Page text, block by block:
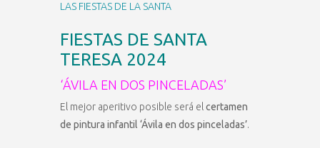
LAS FIESTAS DE LA SANTA
FIESTAS DE SANTA
TERESA 2024
‘ÁVILA EN DOS PINCELADAS’
El mejor aperitivo posible será el certamen
de pintura infantil ‘Ávila en dos pinceladas’.